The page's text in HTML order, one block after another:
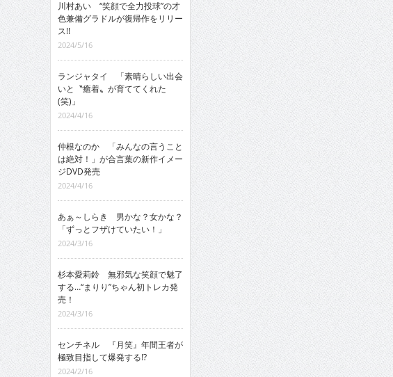
川村あい “笑顔で全力投球”の才
色兼備グラドルが復帰作をリリー
ス!!
2024/5/16
ランジャタイ 「素晴らしい出会
いと〝癒着〟が育ててくれた
(笑)」
2024/4/16
仲根なのか 「みんなの言うこと
は絶対！」が合言葉の新作イメー
ジDVD発売
2024/4/16
あぁ～しらき 男かな？女かな？
「ずっとフザけていたい！」
2024/3/16
杉本愛莉鈴 無邪気な笑顔で魅了
する…“まりり”ちゃん初トレカ発
売！
2024/3/16
センチネル 『月笑』年間王者が
極致目指して爆発する!?
2024/2/16